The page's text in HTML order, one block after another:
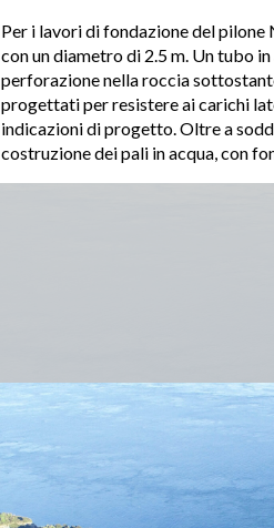
Per i lavori di fondazione del
con un diametro di 2.5 m. Un tubo
perforazione nella roccia
progettati per resistere ai carichi
indicazioni di progetto. Oltre a
costruzione dei pali in acqua, con